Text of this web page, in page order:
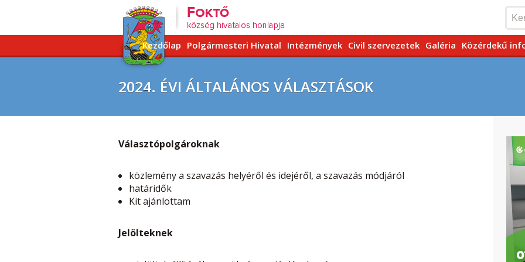
Kezdőlap Polgármesteri Hivatal Intézmények Civil szervezetek Galéria Közérdekű
2024. ÉVI ÁLTALÁNOS VÁLASZTÁSOK
Választópolgároknak
közlemény a szavazás helyéről és idejéről, a szavazás módjáról
határidők
Kit ajánlottam
Jelölteknek